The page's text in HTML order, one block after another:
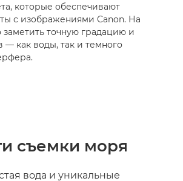
которые обеспечивают
с изображениями Canon. На
точную градацию и
— как воды, так и темного
съемки моря
вода и уникальные